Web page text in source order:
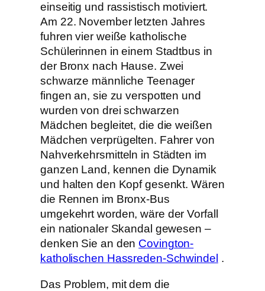
einseitig und rassistisch motiviert.
Am 22. November letzten Jahres
fuhren vier weiße katholische
Schülerinnen in einem Stadtbus in
der Bronx nach Hause. Zwei
schwarze männliche Teenager
fingen an, sie zu verspotten und
wurden von drei schwarzen
Mädchen begleitet, die die weißen
Mädchen verprügelten. Fahrer von
Nahverkehrsmitteln in Städten im
ganzen Land, kennen die Dynamik
und halten den Kopf gesenkt. Wären
die Rennen im Bronx-Bus
umgekehrt worden, wäre der Vorfall
ein nationaler Skandal gewesen –
denken Sie an den Covington-
katholischen Hassreden-Schwindel .
Das Problem, mit dem die